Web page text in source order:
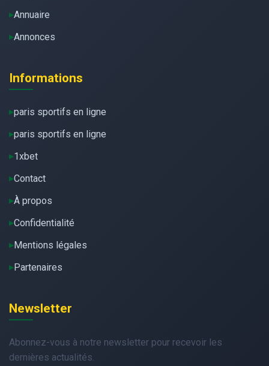
Annuaire
Annonces
Informations
paris sportifs en ligne
paris sportifs en ligne
1xbet
Contact
À propos
Confidentialité
Mentions légales
Partenaires
Newsletter
Abonnez-vous à notre newsletter pour recevoir les
dernières actualités.